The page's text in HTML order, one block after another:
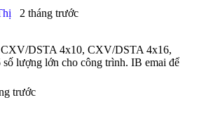
2 tháng trước
CXV/DSTA 4x10, CXV/DSTA 4x16,
lượng lớn cho công trình. IB emai để
trước